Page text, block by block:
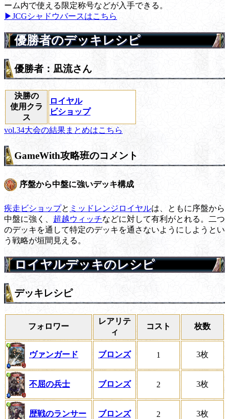
ーム内で使える限定称号などが入手できる。
▶JCGシャドウバースはこちら
優勝者のデッキレシピ
優勝者：凪流さん
決勝の
使用クラ
ス
ロイヤル
ビショップ
vol.34大会の結果まとめはこちら
GameWith攻略班のコメント
序盤から中盤に強いデッキ構成
疾走ビショップと ミッドレンジロイヤルは、ともに序盤から
中盤に強く、 超越ウィッチなどに対して有利がとれる。二つ
のデッキを通して特定のデッキを通さないようにしようとい
う戦略が垣間見える。
ロイヤルデッキのレシピ
デッキレシピ
フォロワー
レアリテ
ィ
コスト 枚数
ヴァンガード ブロンズ 1 3枚
不屈の兵士 ブロンズ 2 3枚
歴戦のランサー ブロンズ 2 3枚